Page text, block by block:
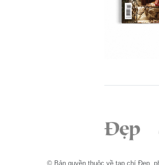
© Bản quyền thuộc về tạp chí Đẹp,